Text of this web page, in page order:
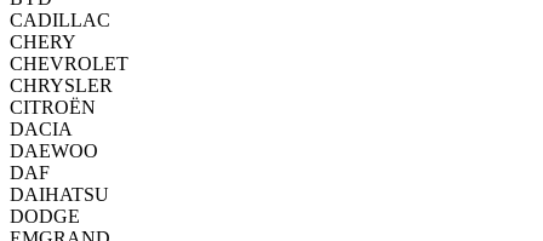
CADILLAC
CHERY
CHEVROLET
CHRYSLER
CITROËN
DACIA
DAEWOO
DAF
DAIHATSU
DODGE